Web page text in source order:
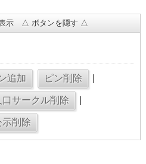
表示 △ ボタンを隠す △